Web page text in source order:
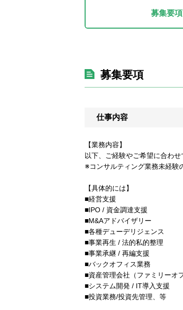
募集要項
募集要項
仕事内容
【業務内容】
以下、ご経験やご希望に合わ
※コンサルティング業務未経験
【具体的には】
■経営支援
■IPO / 資金調達支援
■M&Aアドバイザリー
■各種デューデリジェンス
■事業再生 / 法的私的整理
■事業承継 / 再編支援
■バックオフィス業務
■資産管理会社（ファミリーオ
■システム開発 / IT導入支援
■投資業務/投資先管理、等